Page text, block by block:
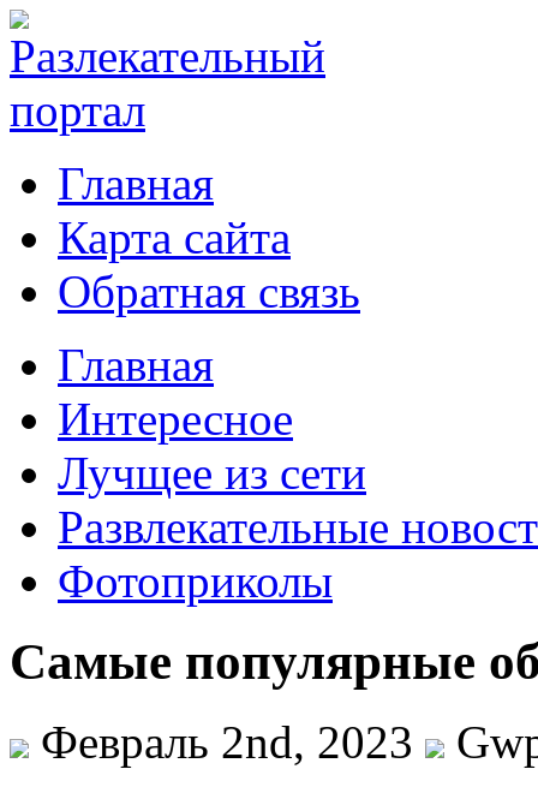
Главная
Карта сайта
Обратная связь
Главная
Интересное
Лучщее из сети
Развлекательные
Фотоприколы
Самые популярные
Февраль 2nd, 2023